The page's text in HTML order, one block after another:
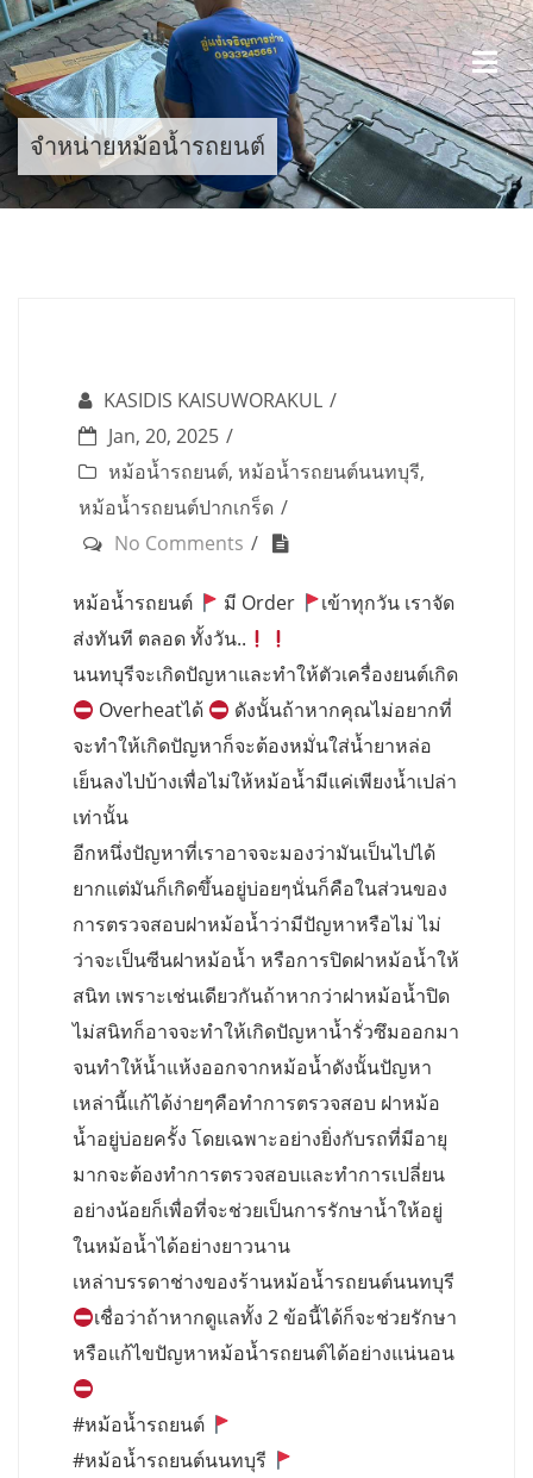
Skip
to
content
จำหน่ายหม้อน้ำรถยนต์
KASIDIS KAISUWORAKUL
Jan, 20, 2025
หม้อน้ำรถยนต์, หม้อน้ำรถยนต์นนทบุรี,
หม้อน้ำรถยนต์ปากเกร็ด
No Comments
หม้อน้ำรถยนต์ มี Order
เข้าทุกวัน เราจัด
ส่งทันที ตลอด ทั้งวัน..
นนทบุรีจะเกิดปัญหาและทำให้ตัวเครื่องยนต์เกิด
Overheatได้
ดังนั้นถ้าหากคุณไม่อยากที่
จะทำให้เกิดปัญหาก็จะต้องหมั่นใส่น้ำยาหล่อ
เย็นลงไปบ้างเพื่อไม่ให้หม้อน้ำมีแค่เพียงน้ำเปล่า
เท่านั้น
อีกหนึ่งปัญหาที่เราอาจจะมองว่ามันเป็นไปได้
ยากแต่มันก็เกิดขึ้นอยู่บ่อยๆนั่นก็คือในส่วนของ
การตรวจสอบฝาหม้อน้ำว่ามีปัญหาหรือไม่ ไม่
ว่าจะเป็นซีนฝาหม้อน้ำ หรือการปิดฝาหม้อน้ำให้
สนิท เพราะเช่นเดียวกันถ้าหากว่าฝาหม้อน้ำปิด
ไม่สนิทก็อาจจะทำให้เกิดปัญหาน้ำรั่วซึมออกมา
จนทำให้น้ำแห้งออกจากหม้อน้ำดังนั้นปัญหา
เหล่านี้แก้ได้ง่ายๆคือทำการตรวจสอบ ฝาหม้อ
น้ำอยู่บ่อยครั้ง โดยเฉพาะอย่างยิ่งกับรถที่มีอายุ
มากจะต้องทำการตรวจสอบและทำการเปลี่ยน
อย่างน้อยก็เพื่อที่จะช่วยเป็นการรักษาน้ำให้อยู่
ในหม้อน้ำได้อย่างยาวนาน
เหล่าบรรดาช่างของร้านหม้อน้ำรถยนต์นนทบุรี
เชื่อว่าถ้าหากดูแลทั้ง 2 ข้อนี้ได้ก็จะช่วยรักษา
หรือแก้ไขปัญหาหม้อน้ำรถยนต์ได้อย่างแน่นอน
#หม้อน้ำรถยนต์
#หม้อน้ำรถยนต์นนทบุรี